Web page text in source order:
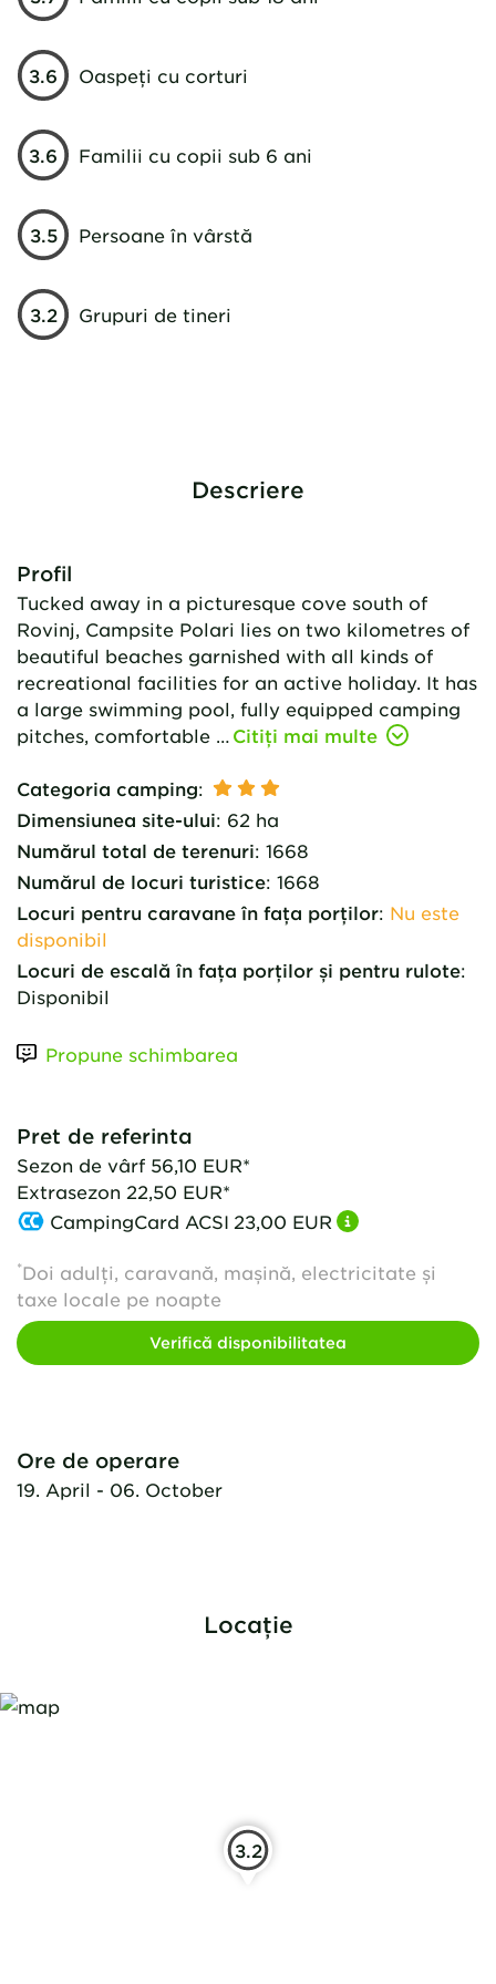
von Fertiggericht zb. Grillplatte
bestellt aber es gibt gar keinen
Grill. Palatschinken mit einer
Kugel Vanilleeis als Nachtisch
war ein fertiger Pfannkuchen
kalt mit Eis. Wir werden aber
trotzdem wieder kommen weil
haben, es für den Hund eine
super Bademöglickeit gibt und
wir sehr nette Dauercamper
kennengelernt haben und die
3.6 Oaspeți cu corturi
3.6 Familii cu copii sub 6 ani
3.5 Persoane în vârstă
3.2 Grupuri de tineri
Descriere
Profil
Tucked away in a picturesque cove south of
Rovinj, Campsite Polari lies on two kilometres of
beautiful beaches garnished with all kinds of
recreational facilities for an active holiday. It has
a large swimming pool, fully equipped camping
pitches, comfortable …
Citiți mai multe
Categoria camping:
Dimensiunea site-ului: 62 ha
Numărul total de terenuri: 1668
Numărul de locuri turistice: 1668
Locuri pentru caravane în fața porților: Nu este
disponibil
Locuri de escală în fața porților și pentru rulote:
Disponibil
Propune schimbarea
Pret de referinta
Sezon de vârf 56,10 EUR*
Extrasezon 22,50 EUR*
CampingCard ACSI 23,00 EUR
*Doi adulți, caravană, mașină, electricitate și
taxe locale pe noapte
Verifică disponibilitatea
Ore de operare
19. April - 06. October
Locație
3.2